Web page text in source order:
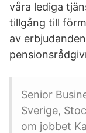
våra lediga
tillgång till
av
Senior
Sverige,
om jobbet